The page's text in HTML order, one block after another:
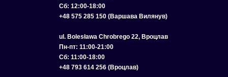
Сб: 12:00-18:00
+48 575 285 150 (Варшава Вилянув)
ul. Bolesława Chrobrego 22, Вроцлав
Пн-пт: 11:00-21:00
Сб: 11:00-18:00
+48 793 614 256 (Вроцлав)